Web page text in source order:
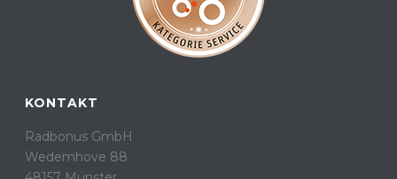
KONTAKT
Radbonus GmbH
Wedemhove 88